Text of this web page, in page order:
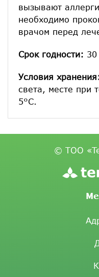
вызывают
необходимо
врачом перед
Срок годности: 30
Условия
света, месте при
5°С.
© ТОО